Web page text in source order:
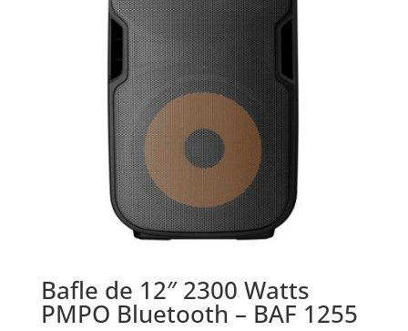
Bafle de 12″ 2300 Watts
PMPO Bluetooth – BAF 1255